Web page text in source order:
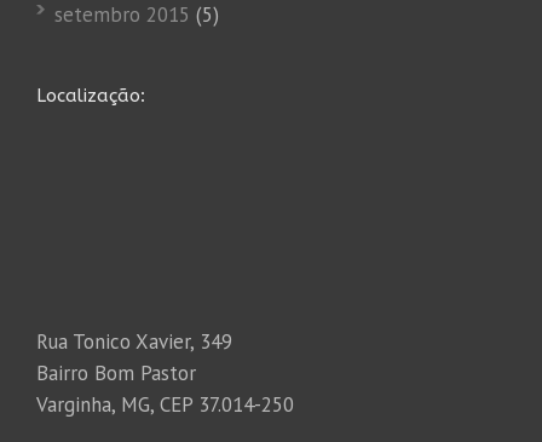
setembro 2015 (5)
Localização:
Rua Tonico Xavier, 349
Bairro Bom Pastor
Varginha, MG, CEP 37.014-250